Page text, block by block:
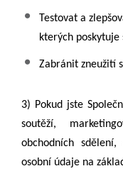
Testovat a
kterých poskytuje
Zabránit zneužití
3) Pokud jste
soutěží,
obchodních sdělení,
osobní údaje na